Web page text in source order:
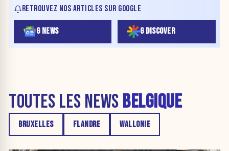
RETROUVEZ NOS ARTICLES SUR GOOGLE
G NEWS G DISCOVER
TOUTES LES NEWS BELGIQUE
BRUXELLES FLANDRE WALLONIE